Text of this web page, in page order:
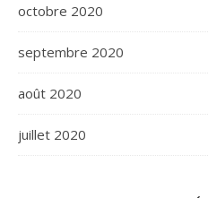
octobre 2020
septembre 2020
août 2020
juillet 2020